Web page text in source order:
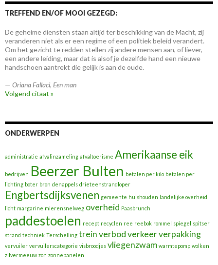
TREFFEND EN/OF MOOI GEZEGD:
De geheime diensten staan altijd ter beschikking van de Macht, zij
veranderen niet als er een regime of een politiek beleid verandert.
Om het gezicht te redden stellen zij andere mensen aan, of liever,
een andere leiding, maar dat is alsof je dezelfde hand een nieuwe
handschoen aantrekt die gelijk is aan de oude.
— Oriana Fallaci, Een man
Volgend citaat »
ONDERWERPEN
administratie afvalinzameling afvaltoerisme Amerikaanse eik
bedrijven Beerzer Bulten betalen per kilo betalen per
lichting boter bron denappels drieteenstrandloper
Engbertsdijksvenen gemeente huishouden landelijke overheid
licht margarine mierensnelweg overheid Paasbrunch
paddestoelen recept recyclen ree reebok rommel spiegel spitser
strand techniek Terschelling treinverbodverkeerverpakking
vervuiler vervuilerscategorie visbroodjes vliegenzwam warmtepomp wolken
zilvermeeuw zon zonnepanelen